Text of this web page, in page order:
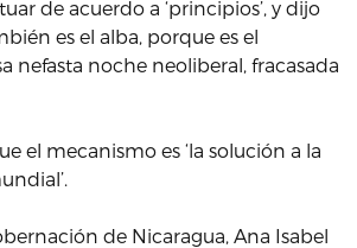
de acuerdo a ‘principios’, y dijo
es el alba, porque es el
nefasta noche neoliberal, fracasada
el mecanismo es ‘la solución a la
de Nicaragua, Ana Isabel